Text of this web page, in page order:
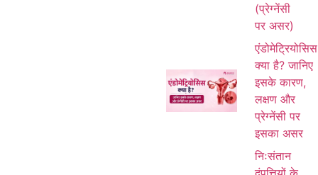
(प्रेग्नेंसी
पर असर)
एंडोमेट्रियोसिस
क्या है? जानिए
इसके कारण,
लक्षण और
प्रेग्नेंसी पर
इसका असर
निःसंतान